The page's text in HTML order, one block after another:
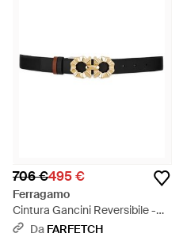
706 €495 €
Ferragamo
Cintura Gancini Reversibile -
Bianco
Da FARFETCH